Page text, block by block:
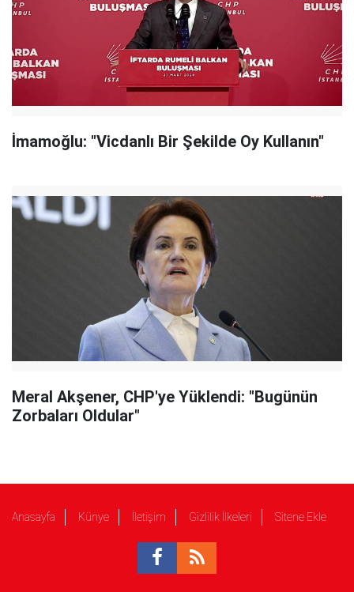
İmamoğlu: "Vicdanlı Bir Şekilde Oy Kullanın"
Meral Akşener, CHP'ye Yüklendi: "Bugünün
Zorbaları Oldular"
Anasayfa Künye İletişim Gizlilik İlkeleri Sitene Ekle